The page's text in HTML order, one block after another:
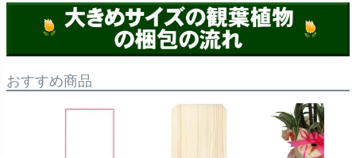
おすすめ商品